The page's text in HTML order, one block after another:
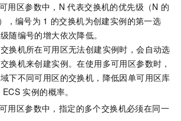
可用区参数中，N 代表交换机的优先级（N 的
，编号为 1 的交换机为创建实例的第一选
随编号的增大依次降低。
换机所在可用区无法创建实例时，会自动选
换机来创建实例。在使用多可用区参数时，
下不同可用区的交换机，降低因单可用区库
ECS 实例的概率。
可用区参数中，指定的多个交换机必须在同一